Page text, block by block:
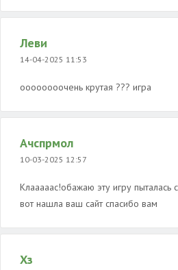
Леви
14-04-2025 11:53
оооооооочень крутая ?️??️ игра
Ачспрмол
10-03-2025 12:57
Клааааас!обажаю эту игру пыталась
вот нашла ваш сайт спасибо вам
Хз